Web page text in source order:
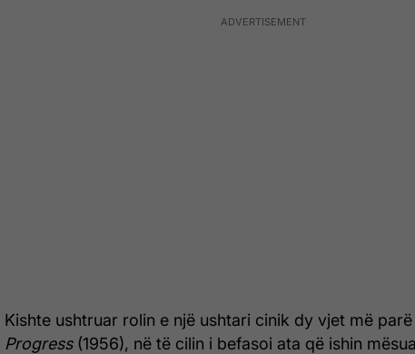
Kishte ushtruar rolin e një ushtari cinik dy vjet më parë
Progress(1956), në të cilin i befasoi ata që ishin